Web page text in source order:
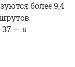
более 9,4
37 — в